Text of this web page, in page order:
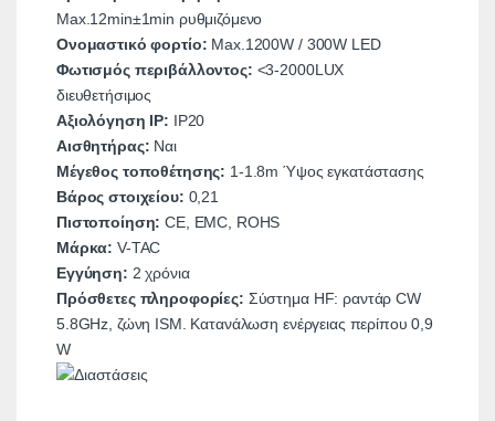
Max.12min±1min ρυθμιζόμενο
Ονομαστικό φορτίο: Max.1200W / 300W LED
Φωτισμός περιβάλλοντος: <3-2000LUX
διευθετήσιμος
Αξιολόγηση IP: ΙΡ20
Αισθητήρας: Ναι
Μέγεθος τοποθέτησης: 1-1.8m Ύψος εγκατάστασης
Βάρος στοιχείου: 0,21
Πιστοποίηση:CE, EMC, ROHS
Μάρκα:V-TAC
Εγγύηση: 2 χρόνια
Πρόσθετες πληροφορίες: Σύστημα HF: ραντάρ CW
5.8GHz, ζώνη ISM. Κατανάλωση ενέργειας περίπου 0,9
W